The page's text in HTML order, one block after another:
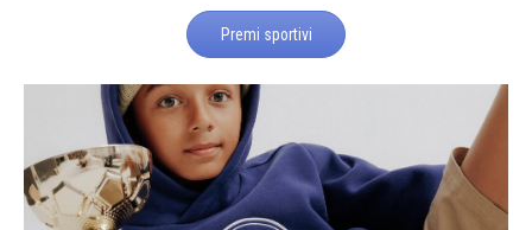
Premi sportivi